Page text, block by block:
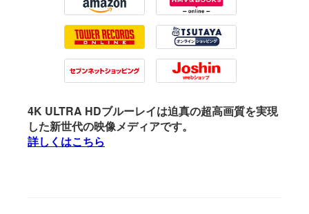
Amazon HMV
Tower Records Tsutaya
7net
Joshin
4K ULTRA HDブルーレイは迫真の超高画質を実現
した新世代の映像メディアです。
詳しくはこちら